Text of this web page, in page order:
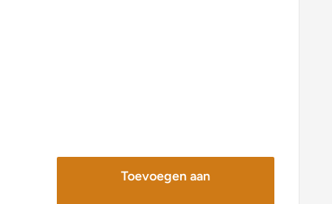
Toevoegen aan